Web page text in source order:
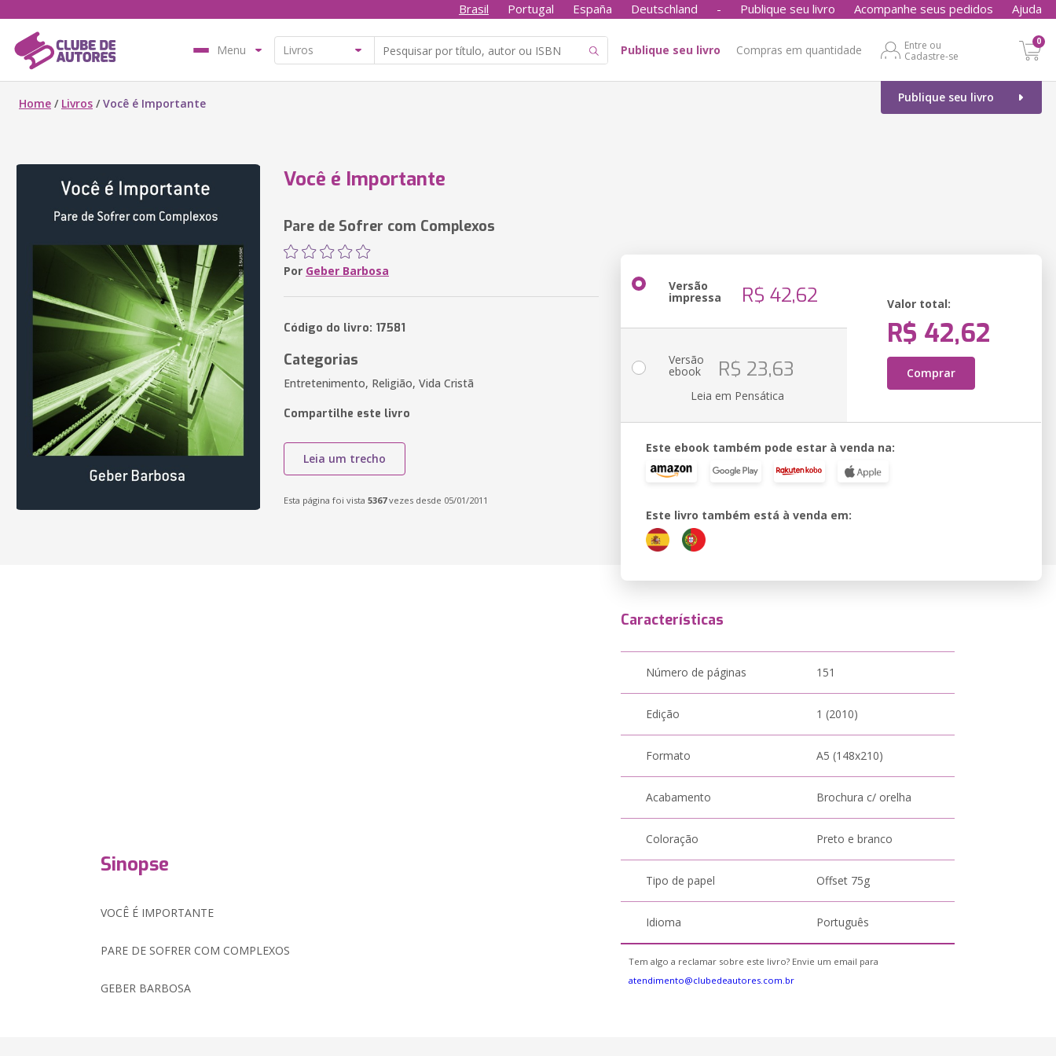
Brasil Portugal España Deutschland - Publique seu livro Acompanhe seus pedidos Ajuda
Menu Publique seu livro Compras em quantidade
Entre ou
Cadastre-se
0
Publique seu livro
Home / Livros /Você é Importante
Você é Importante
Pare de Sofrer com Complexos
Por Geber Barbosa
Código do livro: 17581
Categorias
Entretenimento, Religião, Vida Cristã
Compartilhe este livro
Leia um trecho
Esta página foi vista 5367vezes desde 05/01/2011
Versão
impressa R$ 42,62 Valor total:
R$ 42,62
Comprar
Versão
ebook R$ 23,63
Leia em Pensática
Este ebook também pode estar à venda na:
Este livro também está à venda em:
Sinopse
VOCÊ É IMPORTANTE
PARE DE SOFRER COM COMPLEXOS
GEBER BARBOSA
Características
Número de páginas 151
Edição 1 (2010)
Formato A5 (148x210)
Acabamento Brochura c/ orelha
Coloração Preto e branco
Tipo de papel Offset 75g
Idioma Português
Tem algo a reclamar sobre este livro? Envie um email para
atendimento@clubedeautores.com.br